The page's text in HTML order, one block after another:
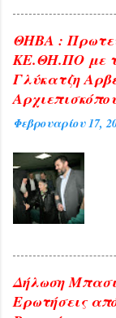
ΘΗΒΑ :
ΚΕ.ΘΗ.ΠΟ με
Γλύκατζη
Φεβρουαρίου 17,
Δήλωση
Ερωτήσεις